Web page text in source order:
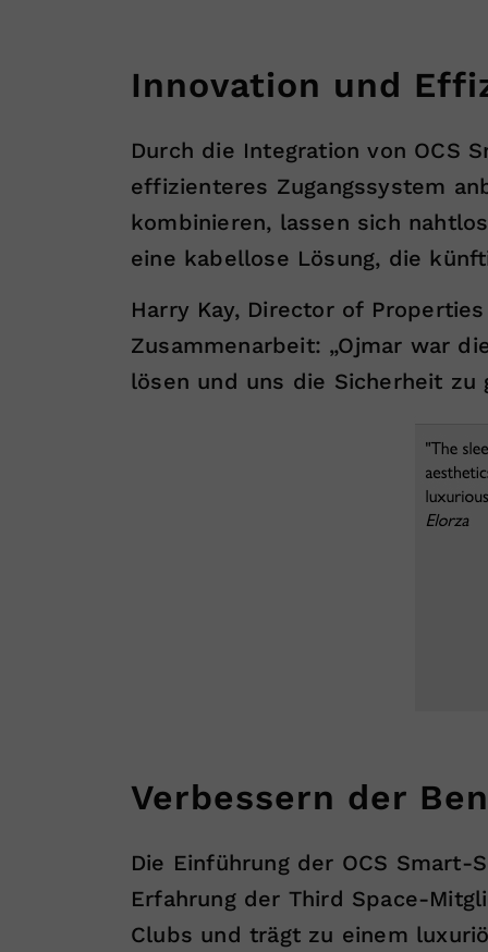
Innovation und
Durch die Integration von OCS
effizienteres Zugangssystem
kombinieren, lassen sich
eine kabellose Lösung, die
Harry Kay, Director of
Zusammenarbeit: „Ojmar war
lösen und uns die Sicherheit zu
Verbessern der
Die Einführung der OCS
Erfahrung der Third Space-
Clubs und trägt zu einem